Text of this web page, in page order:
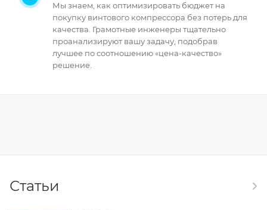
Мы знаем, как оптимизировать бюджет на
покупку винтового компрессора без потерь для
качества. Грамотные инженеры тщательно
проанализируют вашу задачу, подобрав
лучшее по соотношению «цена-качество»
решение.
Статьи